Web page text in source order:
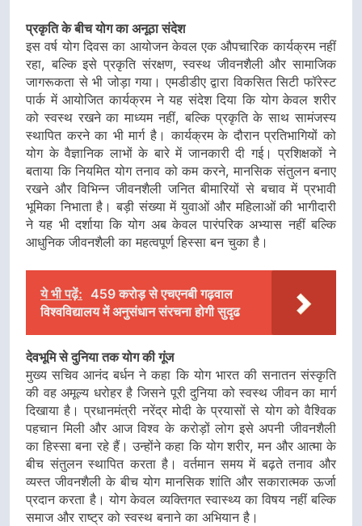
प्रकृति के बीच योग का अनूठा संदेश
इस वर्ष योग दिवस का आयोजन केवल एक औपचारिक कार्यक्रम नहीं
रहा, बल्कि इसे प्रकृति संरक्षण, स्वस्थ जीवनशैली और सामाजिक
जागरूकता से भी जोड़ा गया। एमडीडीए द्वारा विकसित सिटी फॉरेस्ट
पार्क में आयोजित कार्यक्रम ने यह संदेश दिया कि योग केवल शरीर
को स्वस्थ रखने का माध्यम नहीं, बल्कि प्रकृति के साथ सामंजस्य
स्थापित करने का भी मार्ग है। कार्यक्रम के दौरान प्रतिभागियों को
योग के वैज्ञानिक लाभों के बारे में जानकारी दी गई। प्रशिक्षकों ने
बताया कि नियमित योग तनाव को कम करने, मानसिक संतुलन बनाए
रखने और विभिन्न जीवनशैली जनित बीमारियों से बचाव में प्रभावी
भूमिका निभाता है। बड़ी संख्या में युवाओं और महिलाओं की भागीदारी
ने यह भी दर्शाया कि योग अब केवल पारंपरिक अभ्यास नहीं बल्कि
आधुनिक जीवनशैली का महत्वपूर्ण हिस्सा बन चुका है।
ये भी पढ़ें: 459 करोड़ से एचएनबी गढ़वाल
विश्वविद्यालय में अनुसंधान संरचना होगी सुदृढ
देवभूमि से दुनिया तक योग की गूंज
मुख्य सचिव आनंद बर्धन ने कहा कि योग भारत की सनातन संस्कृति
की वह अमूल्य धरोहर है जिसने पूरी दुनिया को स्वस्थ जीवन का मार्ग
दिखाया है। प्रधानमंत्री नरेंद्र मोदी के प्रयासों से योग को वैश्विक
पहचान मिली और आज विश्व के करोड़ों लोग इसे अपनी जीवनशैली
का हिस्सा बना रहे हैं। उन्होंने कहा कि योग शरीर, मन और आत्मा के
बीच संतुलन स्थापित करता है। वर्तमान समय में बढ़ते तनाव और
व्यस्त जीवनशैली के बीच योग मानसिक शांति और सकारात्मक ऊर्जा
प्रदान करता है। योग केवल व्यक्तिगत स्वास्थ्य का विषय नहीं बल्कि
समाज और राष्ट्र को स्वस्थ बनाने का अभियान है।